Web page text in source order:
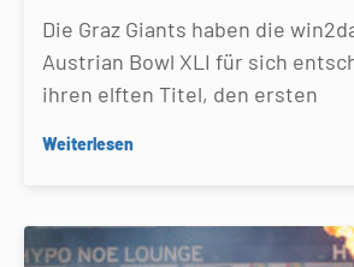
Die Graz Giants haben die
Austrian Bowl XLI für sich
ihren elften Titel, den ersten
Weiterlesen